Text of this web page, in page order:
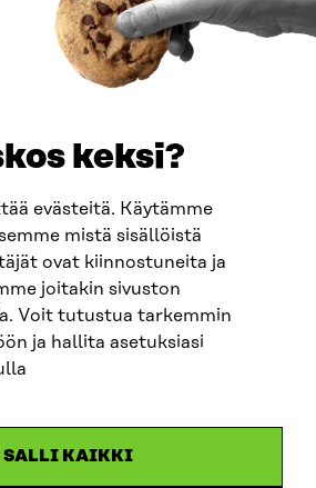
keksi?
evästeitä. Käytämme
mistä sisällöistä
ovat kiinnostuneita ja
joitakin sivuston
Voit tutustua tarkemmin
ja hallita asetuksiasi
SALLI KAIKKI